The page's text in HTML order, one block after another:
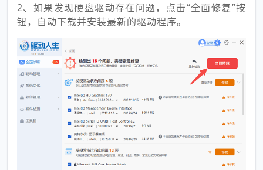
2、如果发现硬盘驱动存在问题，点击“全面修复”按
钮，自动下载并安装最新的驱动程序。